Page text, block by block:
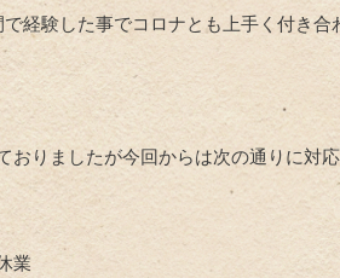
経験した事でコロナとも上手く付き合
りましたが今回からは次の通りに対
業